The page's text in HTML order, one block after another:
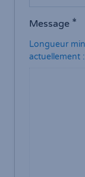
Message
Longueur
actuellement